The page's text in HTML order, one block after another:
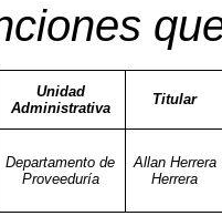
Unidad
Administrativa
Titular
Departamento de
Proveeduría
Allan Herrera
Herrera